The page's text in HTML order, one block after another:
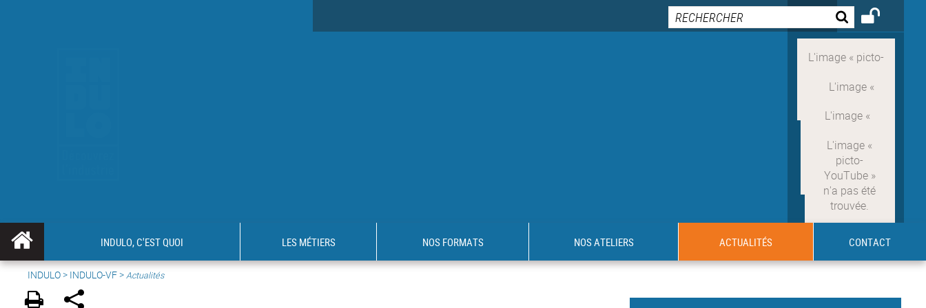
INDULO, C'EST QUOI LES MÉTIERS NOS FORMATS NOS ATELIERS ACTUALITÉS CONTACT
INDULO> INDULO-VF>Actualités